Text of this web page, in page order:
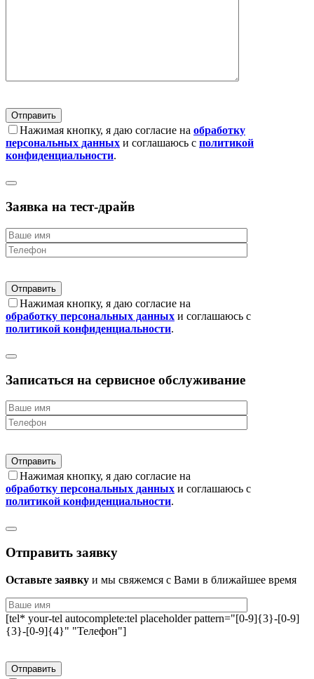
Нажимая кнопку, я даю согласие на обработку
персональных данных и соглашаюсь с политикой
конфиденциальности.
Заявка на тест-драйв
Нажимая кнопку, я даю согласие на
обработку персональных данных и соглашаюсь с
политикой конфиденциальности.
Записаться на сервисное обслуживание
Нажимая кнопку, я даю согласие на
обработку персональных данных и соглашаюсь с
политикой конфиденциальности.
Отправить заявку
Оставьте заявку и мы свяжемся с Вами в ближайшее время
[tel* your-tel autocomplete:tel placeholder pattern="[0-9]{3}-[0-9]
{3}-[0-9]{4}" "Телефон"]